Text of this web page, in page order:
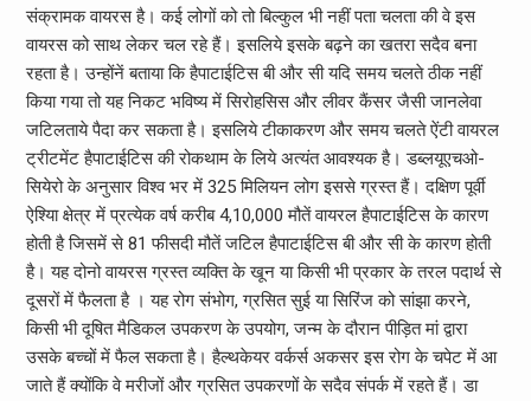
संक्रामक वायरस है। कई लोगों को तो बिल्कुल भी नहीं पता चलता की वे इस
वायरस को साथ लेकर चल रहे हैं। इसलिये इसके बढ़ने का खतरा सदैव बना
रहता है। उन्होंनें बताया कि हैपाटाईटिस बी और सी यदि समय चलते ठीक नहीं
किया गया तो यह निकट भविष्य में सिरोहसिस और लीवर कैंसर जैसी जानलेवा
जटिलताये पैदा कर सकता है। इसलिये टीकाकरण और समय चलते ऐंटी वायरल
ट्रीटमेंट हैपाटाईटिस की रोकथाम के लिये अत्यंत आवश्यक है। डब्लयूएचओ-
सियेरो के अनुसार विश्व भर में 325 मिलियन लोग इससे ग्रस्त हैं। दक्षिण पूर्वी
ऐश्यिा क्षेत्र में प्रत्येक वर्ष करीब 4,10,000 मौतें वायरल हैपाटाईटिस के कारण
होती है जिसमें से 81 फीसदी मौतें जटिल हैपाटाईटिस बी और सी के कारण होती
है। यह दोनो वायरस ग्रस्त व्यक्ति के खून या किसी भी प्रकार के तरल पदार्थ से
दूसरों में फैलता है । यह रोग संभोग, ग्रसित सुई या सिरिंज को सांझा करने,
किसी भी दूषित मैडिकल उपकरण के उपयोग, जन्म के दौरान पीड़ित मां द्वारा
उसके बच्चों में फैल सकता है। हैल्थकेयर वर्कर्स अकसर इस रोग के चपेट में आ
जाते हैं क्योंकि वे मरीजों और ग्रसित उपकरणों के सदैव संपर्क में रहते हैं। डा